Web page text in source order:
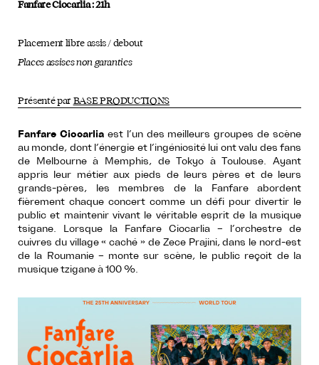
Fanfare Ciocarliaest l’un des meilleurs groupes de scène
au monde, dont l’énergie et l’ingéniosité lui ont valu des fans
de Melbourne à Memphis, de Tokyo à Toulouse. Ayant
appris leur métier aux pieds de leurs pères et de leurs
grands-pères, les membres de la Fanfare abordent
fièrement chaque concert comme un défi pour divertir le
public et maintenir vivant le véritable esprit de la musique
tsigane. Lorsque la Fanfare Ciocarlia – l’orchestre de
cuivres du village « caché » de Zece Prajini, dans le nord-est
de la Roumanie – monte sur scène, le public reçoit de la
musique tzigane à 100 %.
Fanfare Ciocarlia : 21h
Placement libre assis / debout
Places assises non garanties
Présenté par BASE PRODUCTIONS